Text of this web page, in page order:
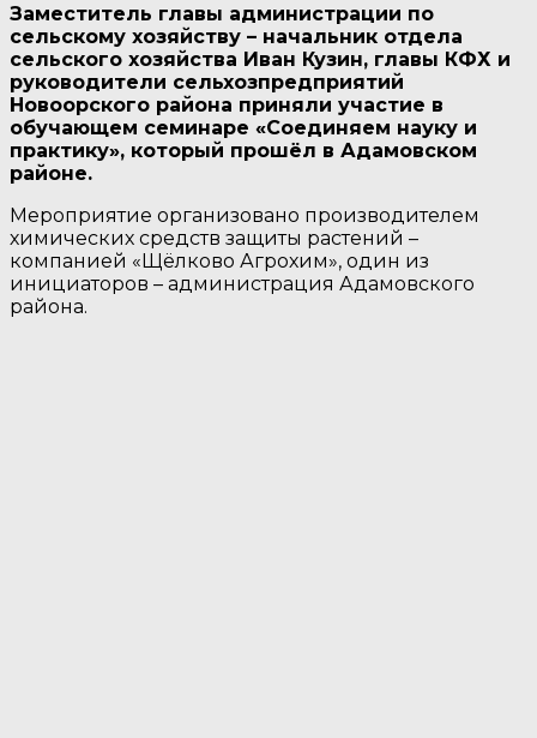
Заместитель главы администрации по
сельскому хозяйству – начальник отдела
сельского хозяйства Иван Кузин, главы КФХ и
руководители сельхозпредприятий
Новоорского района приняли участие в
обучающем семинаре «Соединяем науку и
практику», который прошёл в Адамовском
районе.
Мероприятие организовано производителем
химических средств защиты растений –
компанией «Щёлково Агрохим», один из
инициаторов – администрация Адамовского
района.